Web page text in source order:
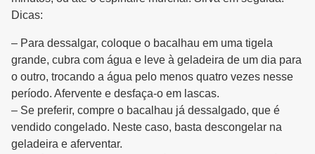
Dicas:
– Para dessalgar, coloque o bacalhau em uma tigela
grande, cubra com água e leve à geladeira de um dia para
o outro, trocando a água pelo menos quatro vezes nesse
período. Afervente e desfaça-o em lascas.
– Se preferir, compre o bacalhau já dessalgado, que é
vendido congelado. Neste caso, basta descongelar na
geladeira e aferventar.